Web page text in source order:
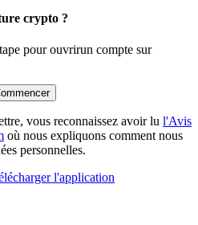
crypto ?
pour ouvrirun compte sur
vous reconnaissez avoir lu l'Avis
où nous expliquons comment nous
personnelles.
l'application